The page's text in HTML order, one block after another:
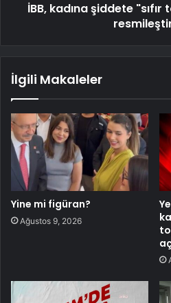
İBB, kadına şiddete
İlgili Makaleler
Yine mi figüran?
Ağustos 9, 2026